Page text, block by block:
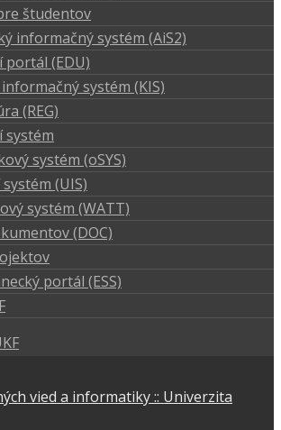
študentov
informačný systém (AiS2)
portál (EDU)
systém (KIS)
(REG)
systém
systém (oSYS)
(UIS)
systém (WATT)
(DOC)
portál (ESS)